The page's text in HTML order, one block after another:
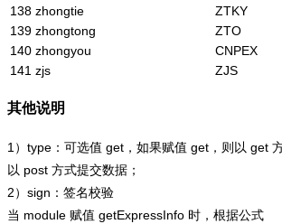
138 zhongtie ZTKY
139 zhongtong ZTO
140 zhongyou CNPEX
141 zjs ZJS
其他说明
1）type：可选值 get，如果赋值 get，则以 get
以 post 方式提交数据；
2）sign：签名校验
当 module 赋值 getExpressInfo 时，根据公式